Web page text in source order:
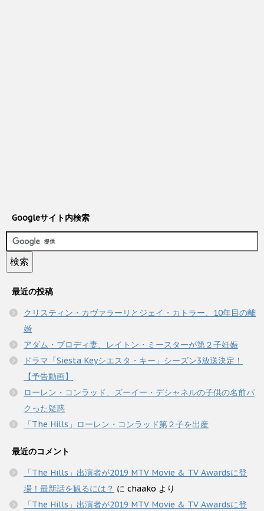
Googleサイト内検索
最近の投稿
クリスティン・カヴァラーリとジェイ・カトラー、10年目の離
婚
アダム・ブロディ妻、レイトン・ミースターが第２子妊娠
ドラマ「Siesta Keyシエスタ・キー」シーズン3放送決定！
【予告動画】
ローレン・コンラッド、ズーイー・デシャネルの子供の名前パ
クった疑惑
「The Hills」ローレン・コンラッド第２子を出産
最近のコメント
「The Hills」出演者が2019 MTV Movie & TV Awardsに登
場！最新話を観るには？ に chaako より
「The Hills」出演者が2019 MTV Movie & TV Awardsに登